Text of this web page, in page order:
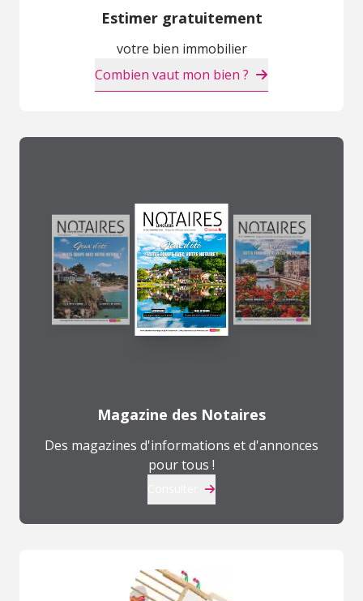
Estimer gratuitement
votre bien immobilier
Combien vaut mon bien ?
Magazine des Notaires
Des magazines d'informations et d'annonces
pour tous !